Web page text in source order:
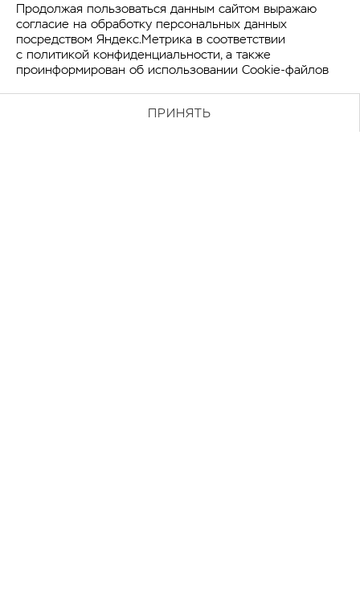
Продолжая пользоваться данным сайтом выражаю
согласие на обработку персональных данных
посредством Яндекс.Метрика в соответствии
с политикой конфиденциальности, а также
проинформирован об использовании Cookie-файлов
ПРИНЯТЬ